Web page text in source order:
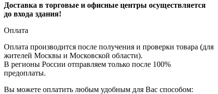
Доставка в торговые и офисные центры осуществляется
до входа здания!
Оплата
Оплата производится после получения и проверки товара (для
жителей Москвы и Московской области).
В регионы России отправляем только после 100%
предоплаты.
Вы можете оплатить любым удобным для Вас способом: